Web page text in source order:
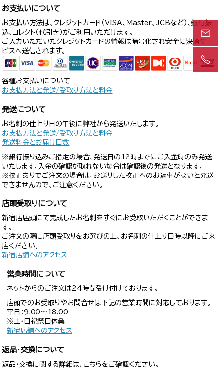
お支払いについて
お支払い方法は、クレジットカード（VISA、Master、JCBなど）、銀行振
込、コレクト（代引き）がご利用いただけます。
ご入力いただいたクレジットカードの情報は暗号化され安全に決済サー
ビスへ送信されます。
各種お支払いについて
お支払方法と発送/受取り方法と料金
発送について
お名刺の仕上り日の午後に弊社から発送いたします。
お支払方法と発送/受取り方法と料金
発送料金とお届け日数
※銀行振り込みご指定の場合、発送日の12時までにご入金時のみ発送
いたします。入金の確認が取れない場合は確認後の発送となります。
※校正ありでご注文の場合は、お送りした校正へのお返事がないと発送
できませんので、ご注意ください。
店頭受取りについて
新宿店店頭にて完成したお名刺をすぐにお受取いただくことができま
す。
ご注文の際に店頭受取りをお選びの上、お名刺の仕上り日時以降にご来
店ください。
新宿店舗へのアクセス
営業時間について
ネットからのご注文は24時間受け付けております。
店頭でのお受取りやお問合せは下記の営業時間に対応しております。
平日：9:00〜18:00
※土・日祝祭日休業
新宿店舗へのアクセス
返品・交換について
返品・交換に関する詳細は、こちらをご確認ください。